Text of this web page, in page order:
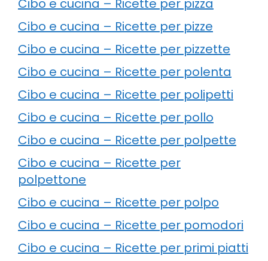
Cibo e cucina – Ricette per pizza
Cibo e cucina – Ricette per pizze
Cibo e cucina – Ricette per pizzette
Cibo e cucina – Ricette per polenta
Cibo e cucina – Ricette per polipetti
Cibo e cucina – Ricette per pollo
Cibo e cucina – Ricette per polpette
Cibo e cucina – Ricette per
polpettone
Cibo e cucina – Ricette per polpo
Cibo e cucina – Ricette per pomodori
Cibo e cucina – Ricette per primi piatti